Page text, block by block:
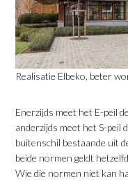
Realisatie Elbeko, beter
Enerzijds meet het E-peil
anderzijds meet het S-peil
buitenschil bestaande uit
beide normen geldt
Wie die normen niet kan